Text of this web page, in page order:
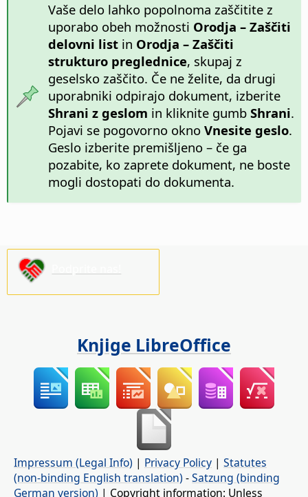
Vaše delo lahko popolnoma zaščitite z
uporabo obeh možnosti Orodja – Zaščiti
delovni listin Orodja – Zaščiti
strukturo preglednice, skupaj z
geselsko zaščito. Če ne želite, da drugi
uporabniki odpirajo dokument, izberite
Shrani z geslom in kliknite gumb Shrani.
Pojavi se pogovorno okno Vnesite geslo.
Geslo izberite premišljeno – če ga
pozabite, ko zaprete dokument, ne boste
mogli dostopati do dokumenta.
Knjige LibreOffice
Impressum (Legal Info) | Privacy Policy | Statutes
(non-binding English translation) -Satzung (binding
German version) | Copyright information: Unless